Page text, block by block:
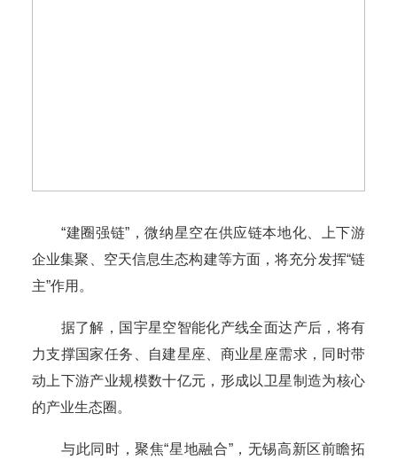
“建圈强链”，微纳星空在供应链本地化、上下游
企业集聚、空天信息生态构建等方面，将充分发挥“链
主”作用。
据了解，国宇星空智能化产线全面达产后，将有
力支撑国家任务、自建星座、商业星座需求，同时带
动上下游产业规模数十亿元，形成以卫星制造为核心
的产业生态圈。
与此同时，聚焦“星地融合”，无锡高新区前瞻拓